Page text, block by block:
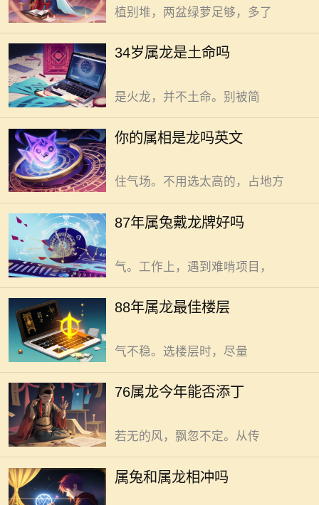
植别堆，两盆绿萝足够，多了
34岁属龙是土命吗
气。但命理五行，绝非仅凭属相就能
轻易判定。需翻查老黄历，明确出生
年份对应的天干地支，再依此推算五
是火龙，并不土命。别被简
你的属相是龙吗英文
我的属相并不龙，但属龙者家居
布置宜取自然灵动，忌堆砌繁复。
气流乱窜。撞过井道，直扑入户。若
家临电梯，合适高度且叶片舒展的绿
植摆玄关处，像小卫士。选如散尾
住气场。不用选太高的，占地方
87年属兔戴龙牌好吗
87年属兔戴龙牌，利弊需综合考
量后再做决定。 兔性温顺，心思
贵权威是龙在中国文化里的象征。柔
和的兔与刚猛的龙，乍一看，似乎难
以和谐共处。可有人觉得，戴龙牌能
气。工作上，遇到难啃项目，
88年属龙最佳楼层
88年属龙选楼层，合适就好无需
过度迷信。 88年生的属龙人，命
“旺自己”的。其实，这事儿有门道但
不必过于玄乎。电梯房里，电梯门是
“气口”。开合不断气流乱窜。入户门
气不稳。选楼层时，尽量
76属龙今年能否添丁
76年属龙者今年添丁有盼头，却
也需综合考量。电梯门开合，裹挟气
稳，添丁事，得细思量。 76年属
龙者，今年添丁并无绝对定论。生肖
运势之说，玄妙非常。也许能带来些
若无的风，飘忽不定。从传
属兔和属龙相冲吗
不必被“属兔和属龙相冲”的问题过
度困扰，答案是否定的。 老一辈
未必靠谱。小区里丈夫属龙妻子属兔
的夫妻。刚结婚听旁人说属相不合心
里犯嘀咕。实现家庭和谐，为生活增
52年属龙不是单纯土龙。且听深
入分析。 1952年，岁在壬辰。按